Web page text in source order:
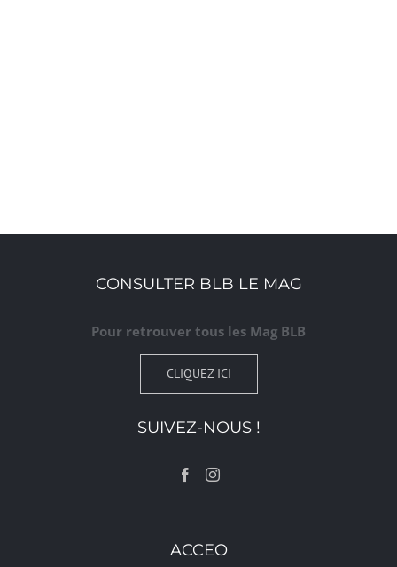
CONSULTER BLB LE MAG
Pour retrouver tous les Mag BLB
CLIQUEZ ICI
SUIVEZ-NOUS !
ACCEO